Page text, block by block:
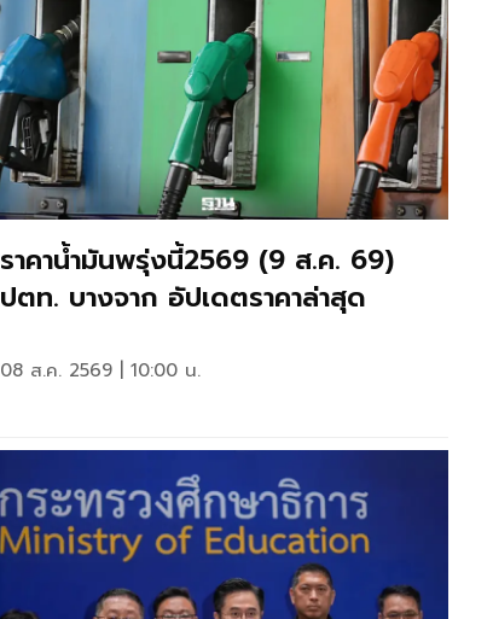
ราคาน้ำมันพรุ่งนี้2569 (9 ส.ค. 69)
ปตท. บางจาก อัปเดตราคาล่าสุด
08 ส.ค. 2569 | 10:00 น.